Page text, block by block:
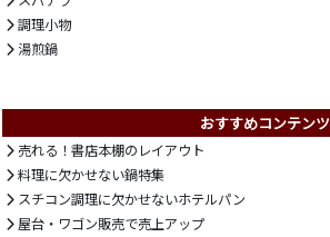
調理小物
湯煎鍋
おすすめコンテンツ
売れる！書店本棚のレイアウト
料理に欠かせない鍋特集
スチコン調理に欠かせないホテルパン
屋台・ワゴン販売で売上アップ